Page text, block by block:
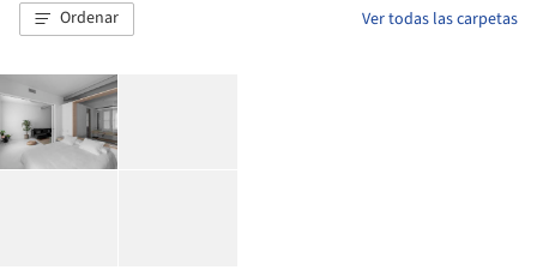
Ordenar Ver todas las carpetas